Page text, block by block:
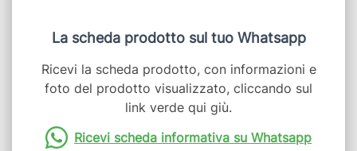
La scheda prodotto sul tuo Whatsapp
Ricevi la scheda prodotto, con informazioni e
foto del prodotto visualizzato, cliccando sul
link verde qui giù.
Ricevi scheda informativa su Whatsapp